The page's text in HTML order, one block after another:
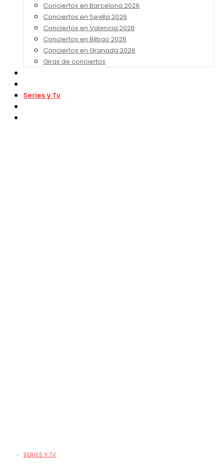
Conciertos en Barcelona 2026
Conciertos en Sevilla 2026
Conciertos en Valencia 2026
Conciertos en Bilbao 2026
Conciertos en Granada 2026
Giras de conciertos
Series y Tv
SERIES Y TV